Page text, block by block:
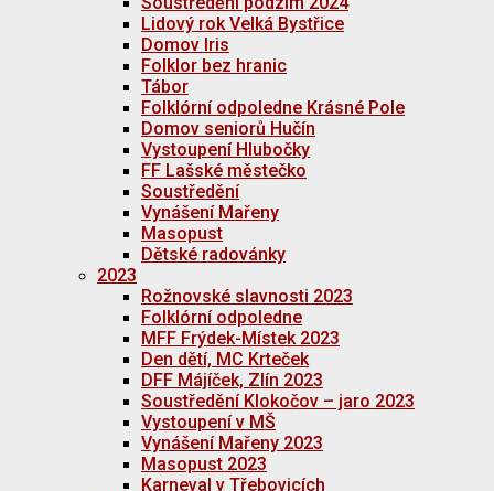
Lidový rok Velká Bystřice
Domov Iris
Folklor bez hranic
Tábor
Folklórní odpoledne Krásné Pole
Domov seniorů Hučín
Vystoupení Hlubočky
FF Lašské městečko
Soustředění
Vynášení Mařeny
Masopust
Dětské radovánky
2023
Rožnovské slavnosti 2023
Folklórní odpoledne
MFF Frýdek-Místek 2023
Den dětí, MC Krteček
DFF Májíček, Zlín 2023
Soustředění Klokočov – jaro 2023
Vystoupení v MŠ
Vynášení Mařeny 2023
Masopust 2023
Karneval v Třebovicích